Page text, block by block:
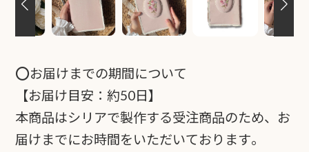
⭕️お届けまでの期間について
【お届け目安：約50日】
本商品はシリアで製作する受注商品のため、お
届けまでにお時間をいただいております。